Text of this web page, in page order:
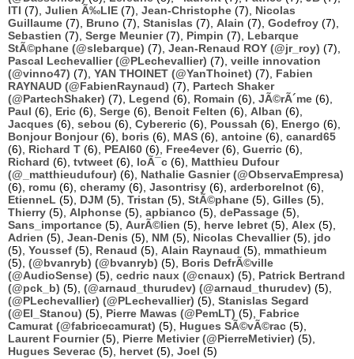
ITI (7), Julien Ã‰LIE (7), Jean-Christophe (7), Nicolas
Guillaume (7), Bruno (7), Stanislas (7), Alain (7), Godefroy (7),
Sebastien (7), Serge Meunier(7), Pimpin (7), Lebarque
StÃ©phane (@slebarque) (7), Jean-Renaud ROY (@jr_roy) (7),
Pascal Lechevallier (@PLechevallier) (7), veille innovation
(@vinno47) (7), YAN THOINET (@YanThoinet) (7), Fabien
RAYNAUD (@FabienRaynaud) (7), Partech Shaker
(@PartechShaker) (7), Legend (6), Romain (6), JÃ©rÃ´me (6),
Paul (6), Eric (6), Serge (6), Benoit Felten (6), Alban (6),
Jacques (6), sebou (6), Cybereric (6), Poussah (6), Energo (6),
Bonjour Bonjour(6), boris (6), MAS (6), antoine (6), canard65
(6), Richard T (6), PEAI60 (6), Free4ever(6), Guerric (6),
Richard (6), tvtweet (6), loÃ¯c (6), Matthieu Dufour
(@_matthieudufour) (6), Nathalie Gasnier (@ObservaEmpresa)
(6), romu (6), cheramy (6), Jasontrisy (6), arderborelnot (6),
EtienneL (5), DJM (5), Tristan (5), StÃ©phane (5), Gilles (5),
Thierry (5), Alphonse (5), apbianco (5), dePassage (5),
Sans_importance (5), AurÃ©lien (5), herve lebret (5), Alex (5),
Adrien (5), Jean-Denis (5), NM (5), Nicolas Chevallier(5), jdo
(5), Youssef (5), Renaud (5), Alain Raynaud (5), mmathieum
(5), (@bvanryb) (@bvanryb) (5), Boris DefrÃ©ville
(@AudioSense) (5), cedric naux (@cnaux) (5), Patrick Bertrand
(@pck_b) (5), (@arnaud_thurudev) (@arnaud_thurudev) (5),
(@PLechevallier) (@PLechevallier) (5), Stanislas Segard
(@El_Stanou) (5), Pierre Mawas (@PemLT) (5), Fabrice
Camurat (@fabricecamurat) (5), Hugues SÃ©vÃ©rac (5),
Laurent Fournier(5), Pierre Metivier (@PierreMetivier) (5),
Hugues Severac (5), hervet (5), Joel (5)